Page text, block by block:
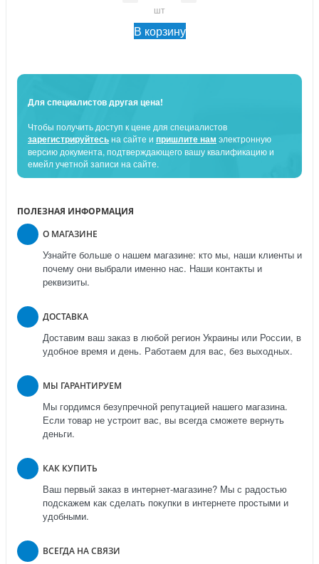
шт
В корзину
Для специалистов другая цена!
Чтобы получить доступ к цене для специалистов
зарегистрируйтесьна сайте и пришлите нам электронную
версию документа, подтверждающего вашу квалификацию и
емейл учетной записи на сайте.
ПОЛЕЗНАЯ ИНФОРМАЦИЯ
О МАГАЗИНЕ
Узнайте больше о нашем магазине: кто мы, наши клиенты и
почему они выбрали именно нас. Наши контакты и
реквизиты.
ДОСТАВКА
Доставим ваш заказ в любой регион Украины или России, в
удобное время и день. Работаем для вас, без выходных.
МЫ ГАРАНТИРУЕМ
Мы гордимся безупречной репутацией нашего магазина.
Если товар не устроит вас, вы всегда сможете вернуть
деньги.
КАК КУПИТЬ
Ваш первый заказ в интернет-магазине? Мы с радостью
подскажем как сделать покупки в интернете простыми и
удобными.
ВСЕГДА НА СВЯЗИ